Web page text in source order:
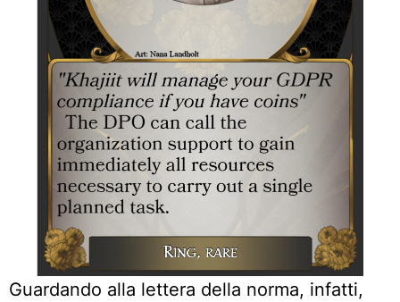
Guardando alla lettera della norma, infatti,